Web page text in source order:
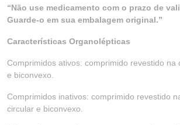
“Não use medicamento com o prazo de
Guarde-o em sua embalagem original.”
Características Organolépticas
Comprimidos ativos: comprimido revestido na
e biconvexo.
Comprimidos inativos: comprimido revestido
circular e biconvexo.